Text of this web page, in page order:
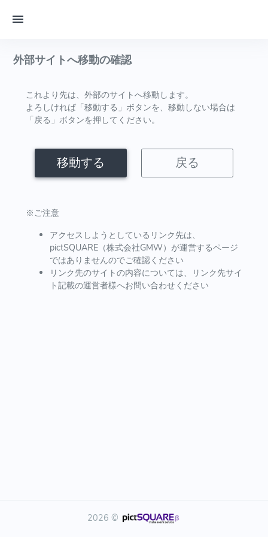
外部サイトへ移動の確認
これより先は、外部のサイトへ移動します。
よろしければ「移動する」ボタンを、移動しない場合は
「戻る」ボタンを押してください。
移動する 戻る
※ご注意
アクセスしようとしているリンク先は、
pictSQUARE（株式会社GMW）が運営するページ
ではありませんのでご確認ください
リンク先のサイトの内容については、リンク先サイ
ト記載の運営者様へお問い合わせください
2026 ©